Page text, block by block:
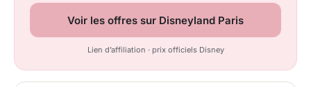
Voir les offres sur Disneyland Paris
Lien d’affiliation · prix officiels Disney